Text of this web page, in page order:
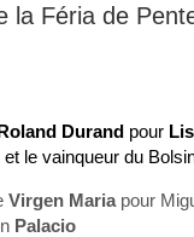
la Féria de
Durand pour
et le vainqueur du
Virgen Maria pour
Palacio